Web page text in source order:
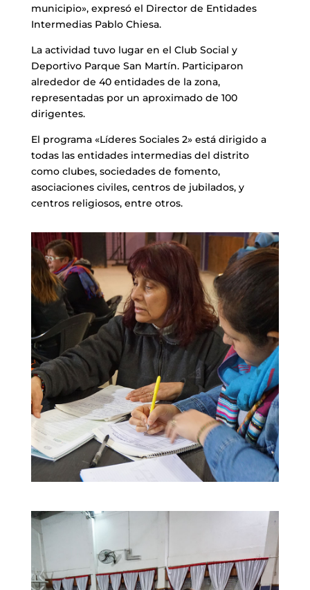
municipio», expresó el Director de Entidades
Intermedias Pablo Chiesa.
La actividad tuvo lugar en el Club Social y
Deportivo Parque San Martín. Participaron
alrededor de 40 entidades de la zona,
representadas por un aproximado de 100
dirigentes.
El programa «Líderes Sociales 2» está dirigido a
todas las entidades intermedias del distrito
como clubes, sociedades de fomento,
asociaciones civiles, centros de jubilados, y
centros religiosos, entre otros.